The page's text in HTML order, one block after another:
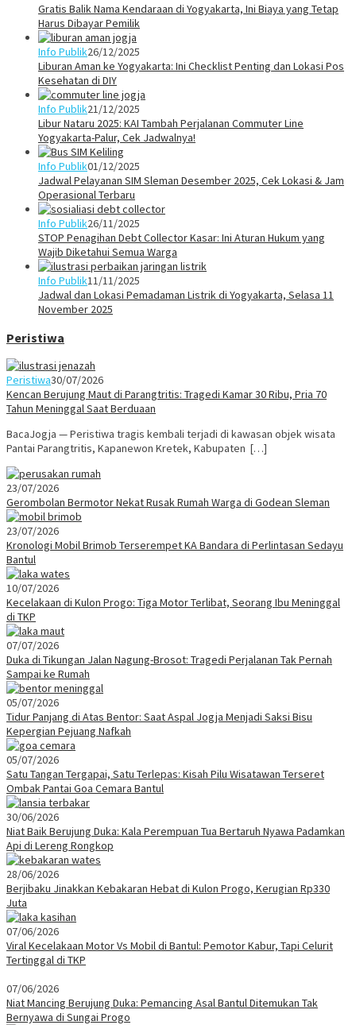
Gratis Balik Nama Kendaraan di Yogyakarta, Ini Biaya yang Tetap
Harus Dibayar Pemilik
Info Publik26/12/2025
Liburan Aman ke Yogyakarta: Ini Checklist Penting dan Lokasi Pos
Kesehatan di DIY
Info Publik21/12/2025
Libur Nataru 2025: KAI Tambah Perjalanan Commuter Line
Yogyakarta-Palur, Cek Jadwalnya!
Info Publik01/12/2025
Jadwal Pelayanan SIM Sleman Desember 2025, Cek Lokasi & Jam
Operasional Terbaru
Info Publik26/11/2025
STOP Penagihan Debt Collector Kasar: Ini Aturan Hukum yang
Wajib Diketahui Semua Warga
Info Publik11/11/2025
Jadwal dan Lokasi Pemadaman Listrik di Yogyakarta, Selasa 11
November 2025
Peristiwa
Peristiwa30/07/2026
Kencan Berujung Maut di Parangtritis: Tragedi Kamar 30 Ribu, Pria 70
Tahun Meninggal Saat Berduaan
BacaJogja — Peristiwa tragis kembali terjadi di kawasan objek wisata
Pantai Parangtritis, Kapanewon Kretek, Kabupaten […]
23/07/2026
Gerombolan Bermotor Nekat Rusak Rumah Warga di Godean Sleman
23/07/2026
Kronologi Mobil Brimob Terserempet KA Bandara di Perlintasan Sedayu
Bantul
10/07/2026
Kecelakaan di Kulon Progo: Tiga Motor Terlibat, Seorang Ibu Meninggal
di TKP
07/07/2026
Duka di Tikungan Jalan Nagung-Brosot: Tragedi Perjalanan Tak Pernah
Sampai ke Rumah
05/07/2026
Tidur Panjang di Atas Bentor: Saat Aspal Jogja Menjadi Saksi Bisu
Kepergian Pejuang Nafkah
05/07/2026
Satu Tangan Tergapai, Satu Terlepas: Kisah Pilu Wisatawan Terseret
Ombak Pantai Goa Cemara Bantul
30/06/2026
Niat Baik Berujung Duka: Kala Perempuan Tua Bertaruh Nyawa Padamkan
Api di Lereng Rongkop
28/06/2026
Berjibaku Jinakkan Kebakaran Hebat di Kulon Progo, Kerugian Rp330
Juta
07/06/2026
Viral Kecelakaan Motor Vs Mobil di Bantul: Pemotor Kabur, Tapi Celurit
Tertinggal di TKP
07/06/2026
Niat Mancing Berujung Duka: Pemancing Asal Bantul Ditemukan Tak
Bernyawa di Sungai Progo